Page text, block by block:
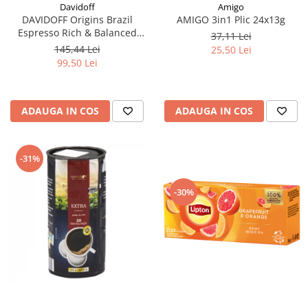
Davidoff
DAVIDOFF Origins Brazil
Espresso Rich & Balanced
Cafea Boabe 1Kg
145,44 Lei
99,50 Lei
ADAUGA IN COS
Amigo
AMIGO 3in1 Plic 24x13g
37,11 Lei
25,50 Lei
ADAUGA IN COS
-31%
-30%